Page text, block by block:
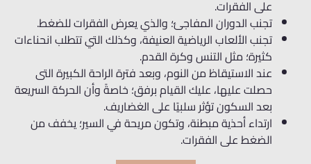
على الفقرات.
تجنب الدوران المفاجئ؛ والذي يعرض الفقرات للضغط.
تجنب الألعاب الرياضية العنيفة، وكذلك التي تتطلب انحناءات
كثيرة؛ مثل التنس وكرة القدم.
عند الاستيقاظ من النوم، وبعد فترة الراحة الكبيرة التى
حصلت عليها، عليك القيام برفق؛ خاصةً وأن الحركة السريعة
بعد السكون تؤثر سلبيًا على الغضاريف.
ارتداء أحذية مبطنة، وتكون مريحة في السير؛ يخفف من
الضغط على الفقرات.